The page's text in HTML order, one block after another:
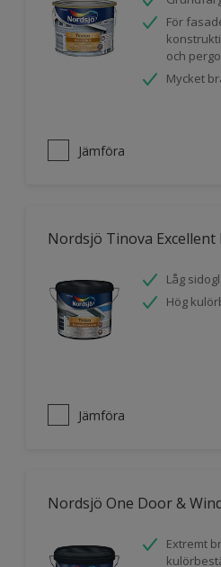
För
och
Mycket
Jämföra
Nordsjö Tinova
Låg
Hög
Jämföra
Nordsjö One Door &
Extremt